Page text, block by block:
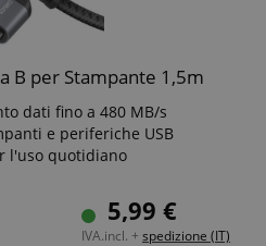
B per Stampante 1,5m
dati fino a 480 MB/s
e periferiche USB
l'uso quotidiano
grey e nero
ufficio e casa5,99 €
IVA.incl. + spedizione (IT)